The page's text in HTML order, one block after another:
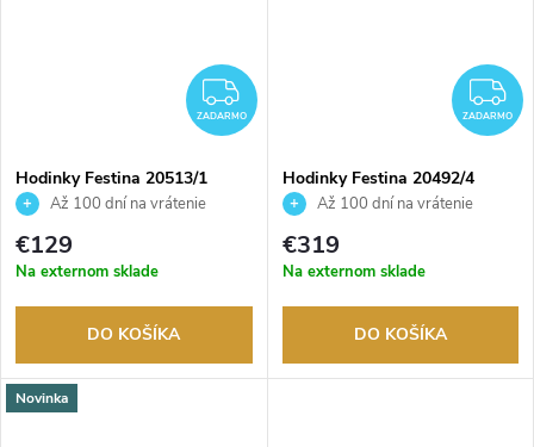
ZADARMO
ZADARMO
Hodinky Festina 20513/1
Až 100 dní na vrátenie
tovaru. Autorizovaný predajca.
€129
Na externom sklade
DO KOŠÍKA
ZADARMO
Hodinky Festina 20492/4
Až 100 dní na vrátenie
tovaru. Autorizovaný predajca.
€319
Na externom sklade
DO KOŠÍKA
Novinka